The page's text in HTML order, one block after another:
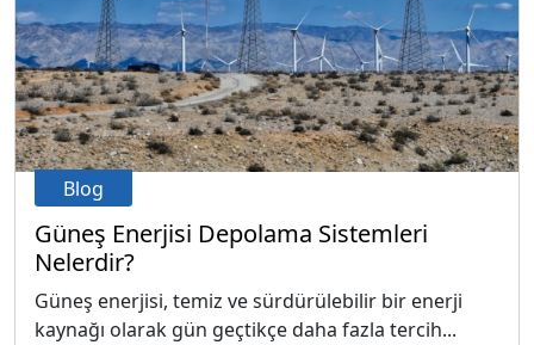
Blog
Güneş Enerjisi Depolama Sistemleri
Nelerdir?
Güneş enerjisi, temiz ve sürdürülebilir bir enerji
kaynağı olarak gün geçtikçe daha fazla tercih...